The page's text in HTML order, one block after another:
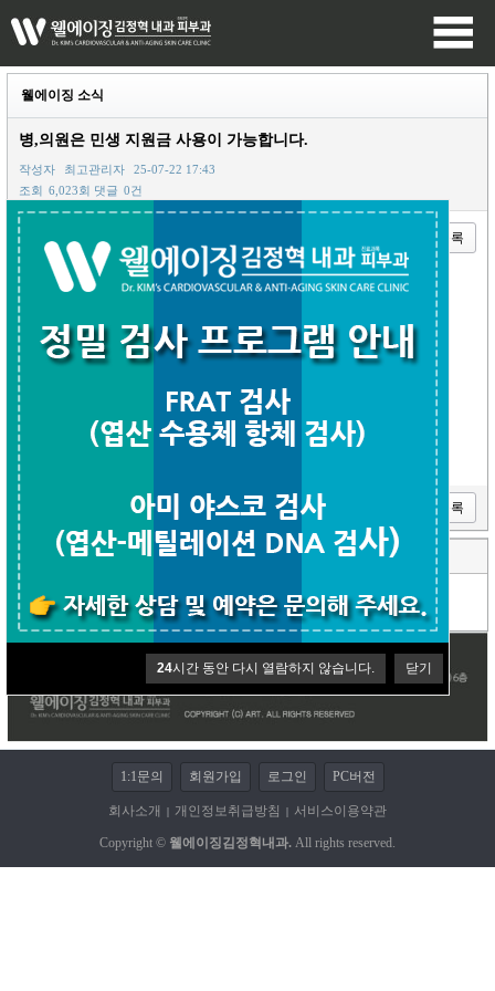
24시간 동안 다시 열람하지 않습니다. 닫기
웰에이징 소식
병,의원은 민생 지원금 사용이 가능합니다.
작성자 최고관리자
25-07-22 17:43
조회 6,023회 댓글 0건
이전글 다음글 목록
본문
민생지원금 사용이 가능한 의원입니다.
다음글 목록
댓글 (0) 코멘트쓰기
등록된 댓글이 없습니다.
1:1문의 회원가입 로그인 PC버전
회사소개 | 개인정보취급방침 | 서비스이용약관
Copyright © 웰에이징김정혁내과. All rights reserved.